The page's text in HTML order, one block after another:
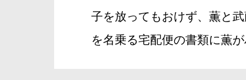
子を放ってもおけず、薫と
を名乗る宅配便の書類に薫